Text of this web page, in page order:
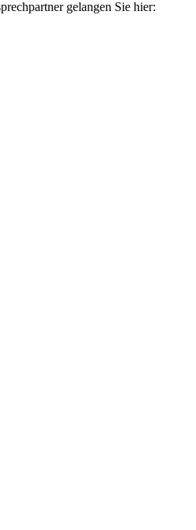
gelangen Sie hier: